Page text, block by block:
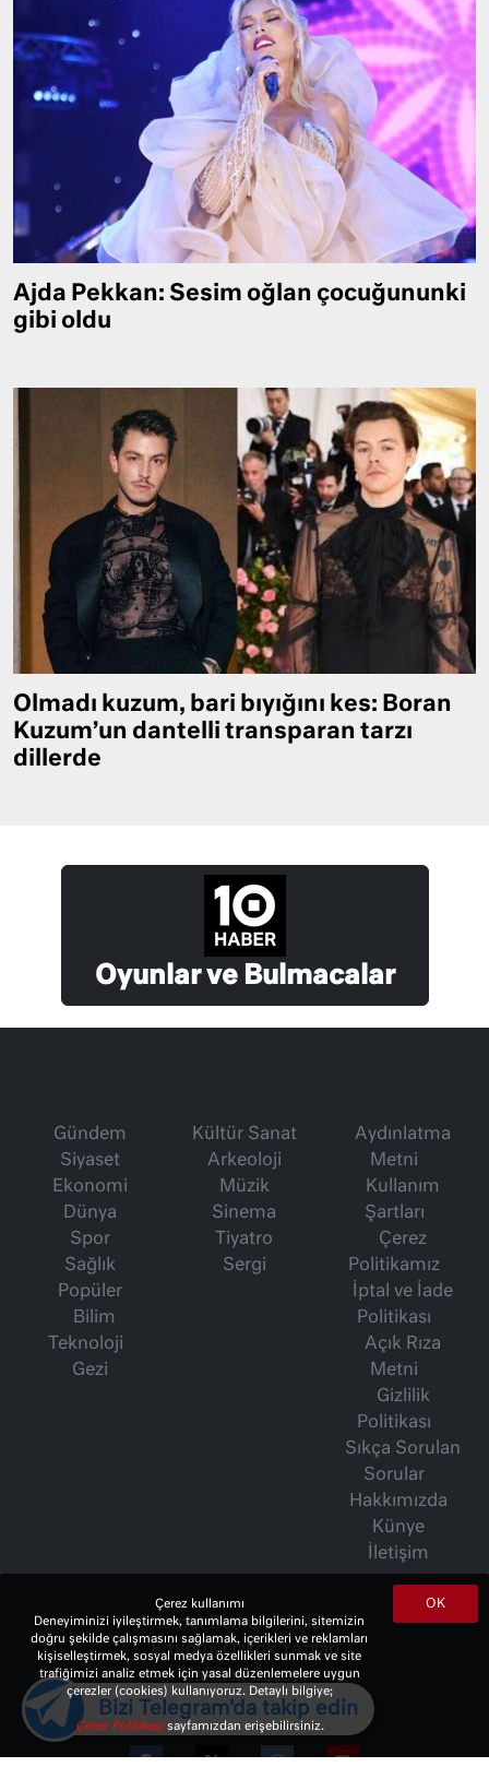
Ajda Pekkan: Sesim oğlan çocuğununki
gibi oldu
Olmadı kuzum, bari bıyığını kes: Boran
Kuzum’un dantelli transparan tarzı
dillerde
Oyunlar ve Bulmacalar
Gündem
Siyaset
Ekonomi
Dünya
Spor
Sağlık
Popüler
Bilim
Teknoloji
Gezi
Kültür Sanat
Arkeoloji
Müzik
Sinema
Tiyatro
Sergi
Aydınlatma
Metni
Kullanım
Şartları
Çerez
Politikamız
İptal ve İade
Politikası
Açık Rıza
Metni
Gizlilik
Politikası
Sıkça Sorulan
Sorular
Hakkımızda
Künye
İletişim
İsmet Berkan Yazıları
Ertuğrul Özkök Yazıları
Haftalık Gazete
OK
Çerez kullanımı
Deneyiminizi iyileştirmek, tanımlama bilgilerini, sitemizin
doğru şekilde çalışmasını sağlamak, içerikleri ve reklamları
kişiselleştirmek, sosyal medya özellikleri sunmak ve site
trafiğimizi analiz etmek için yasal düzenlemelere uygun
çerezler (cookies) kullanıyoruz. Detaylı bilgiye;
Çerez Politikasısayfamızdan erişebilirsiniz.
Bizi Telegram'da takip edin